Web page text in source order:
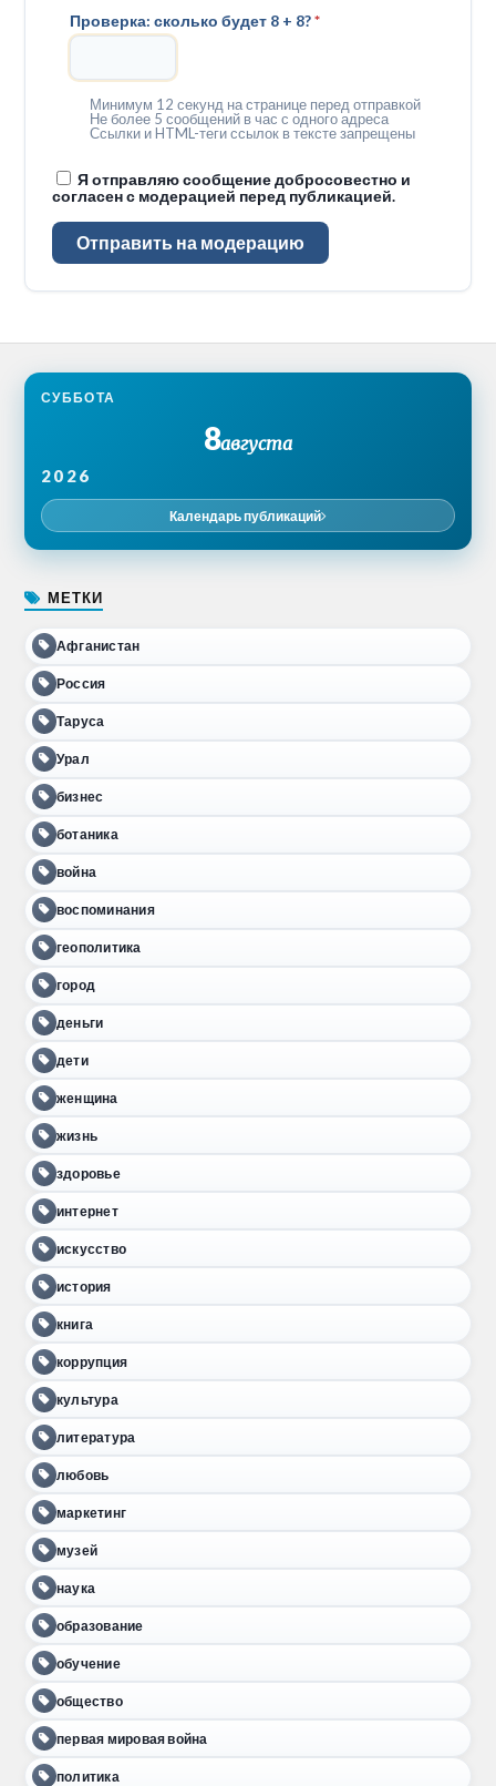
Проверка: сколько будет 8 + 8?*
Минимум 12 секунд на странице перед отправкой
Не более 5 сообщений в час с одного адреса
Ссылки и HTML-теги ссылок в тексте запрещены
Я отправляю сообщение добросовестно и
согласен с модерацией перед публикацией.
Отправить на модерацию
СУББОТА
8августа
2026
Календарь публикаций
МЕТКИ
Афганистан
Россия
Таруса
Урал
бизнес
ботаника
война
воспоминания
геополитика
город
деньги
дети
женщина
жизнь
здоровье
интернет
искусство
история
книга
коррупция
культура
литература
любовь
маркетинг
музей
наука
образование
обучение
общество
первая мировая война
политика